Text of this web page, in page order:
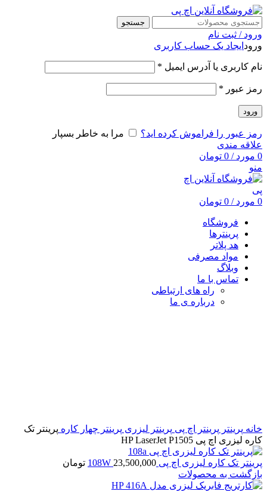
جستجو
ورود / ثبت نام
ورود ایجاد یک حساب کاربری
نام کاربری یا آدرس ایمیل *
رمز عبور *
ورود
رمز عبور را فراموش کرده اید؟
مرا به خاطر بسپار
علاقه مندی
0 مورد /
0 تومان
منو
0 مورد /
0 تومان
فروشگاه
پرینترها
هد پلاتر
مواد مصرفی
وبلاگ
تماس با ما
راه های ارتباطی
درباره ی ما
خانه پرینتر پرینتر اچ پی پرینتر لیزری پرینتر چهار کاره پرینتر تک
کاره لیزری اچ پی HP LaserJet P1505
پرینتر تک کاره لیزری اچ پی 108W 23,500,000
تومان
بازگشت به محصولات